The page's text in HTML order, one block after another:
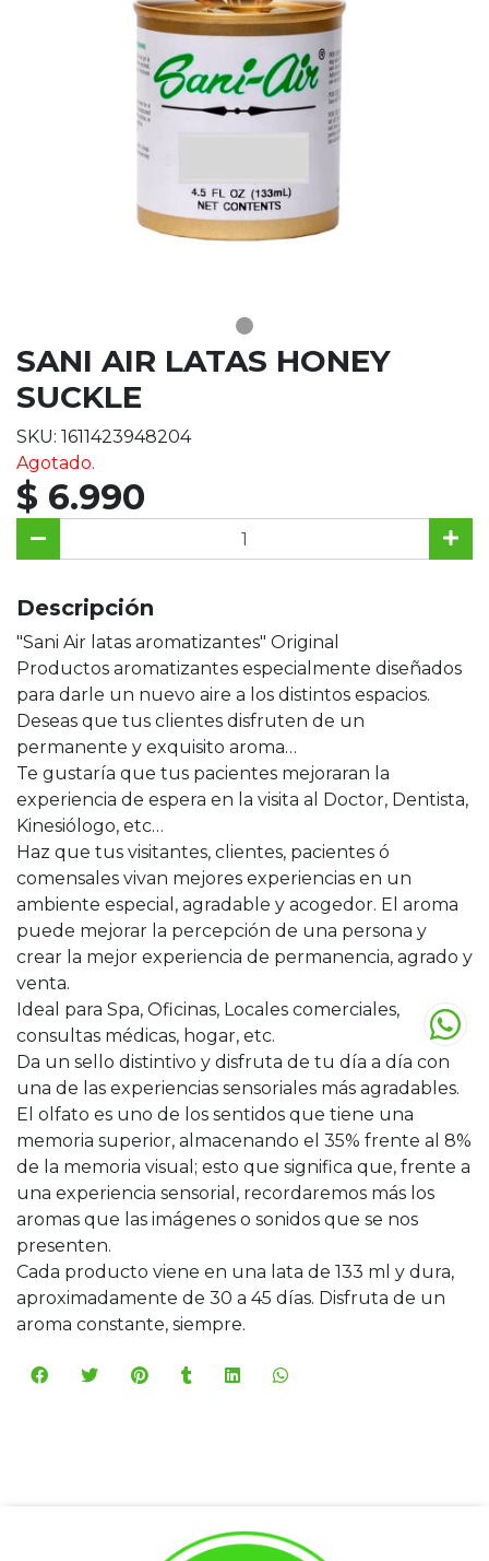
SANI AIR LATAS HONEY
SUCKLE
SKU: 1611423948204
Agotado.
$ 6.990
Descripción
"Sani Air latas aromatizantes" Original
Productos aromatizantes especialmente diseñados
para darle un nuevo aire a los distintos espacios.
Deseas que tus clientes disfruten de un
permanente y exquisito aroma…
Te gustaría que tus pacientes mejoraran la
experiencia de espera en la visita al Doctor, Dentista,
Kinesiólogo, etc…
Haz que tus visitantes, clientes, pacientes ó
comensales vivan mejores experiencias en un
ambiente especial, agradable y acogedor. El aroma
puede mejorar la percepción de una persona y
crear la mejor experiencia de permanencia, agrado y
venta.
Ideal para Spa, Oficinas, Locales comerciales,
consultas médicas, hogar, etc.
Da un sello distintivo y disfruta de tu día a día con
una de las experiencias sensoriales más agradables.
El olfato es uno de los sentidos que tiene una
memoria superior, almacenando el 35% frente al 8%
de la memoria visual; esto que significa que, frente a
una experiencia sensorial, recordaremos más los
aromas que las imágenes o sonidos que se nos
presenten.
Cada producto viene en una lata de 133 ml y dura,
aproximadamente de 30 a 45 días. Disfruta de un
aroma constante, siempre.